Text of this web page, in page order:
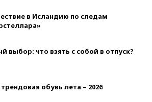
в Исландию по следам
выбор: что взять с собой в отпуск?
обувь лета – 2026